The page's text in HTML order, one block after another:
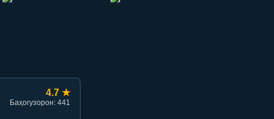
ulashish
4.7 ★
Баҳогузорон: 441